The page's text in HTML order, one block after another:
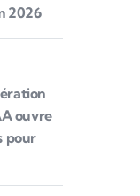
2026
ouvre
pour